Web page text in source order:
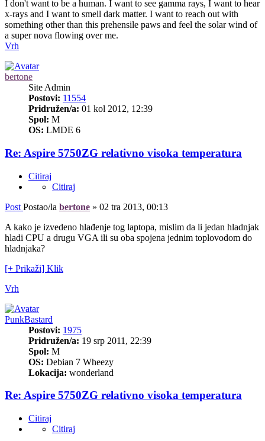
I don't want to be a human. I want to see gamma rays, I want to hear
x-rays and I want to smell dark matter. I want to reach out with
something other than this prehensile paws and feel the solar wind of
a super nova flowing over me.
Vrh
bertone
Site Admin
Postovi: 11554
Pridružen/a: 01 kol 2012, 12:39
Spol: M
OS: LMDE 6
Re: Aspire 5750ZG relativno visoka temperatura
Citiraj
Citiraj
Post Postao/la bertone » 02 tra 2013, 00:13
A kako je izvedeno hlađenje tog laptopa, mislim da li jedan hladnjak
hladi CPU a drugu VGA ili su oba spojena jednim toplovodom do
hladnjaka?
[+ Prikaži] Klik
Vrh
PunkBastard
Postovi: 1975
Pridružen/a: 19 srp 2011, 22:39
Spol: M
OS: Debian 7 Wheezy
Lokacija: wonderland
Re: Aspire 5750ZG relativno visoka temperatura
Citiraj
Citiraj